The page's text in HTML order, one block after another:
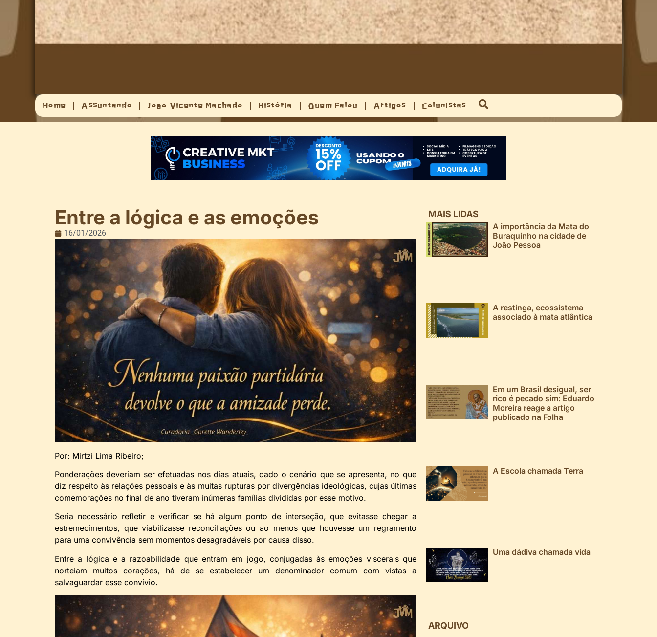
Home Assuntando João Vicente Machado História Quem Falou Artigos Colunistas
Entre a lógica e as emoções
16/01/2026
Por: Mirtzi Lima Ribeiro;
Ponderações deveriam ser efetuadas nos dias atuais, dado o cenário que se apresenta, no que
diz respeito às relações pessoais e às muitas rupturas por divergências ideológicas, cujas últimas
comemorações no final de ano tiveram inúmeras famílias divididas por esse motivo.
Seria necessário refletir e verificar se há algum ponto de interseção, que evitasse chegar a
estremecimentos, que viabilizasse reconciliações ou ao menos que houvesse um regramento
para uma convivência sem momentos desagradáveis por causa disso.
Entre a lógica e a razoabilidade que entram em jogo, conjugadas às emoções viscerais que
norteiam muitos corações, há de se estabelecer um denominador comum com vistas a
salvaguardar esse convívio.
MAIS LIDAS
A importância da Mata do
Buraquinho na cidade de
João Pessoa
A restinga, ecossistema
associado à mata atlântica
Em um Brasil desigual, ser
rico é pecado sim: Eduardo
Moreira reage a artigo
publicado na Folha
A Escola chamada Terra
Uma dádiva chamada vida
ARQUIVO